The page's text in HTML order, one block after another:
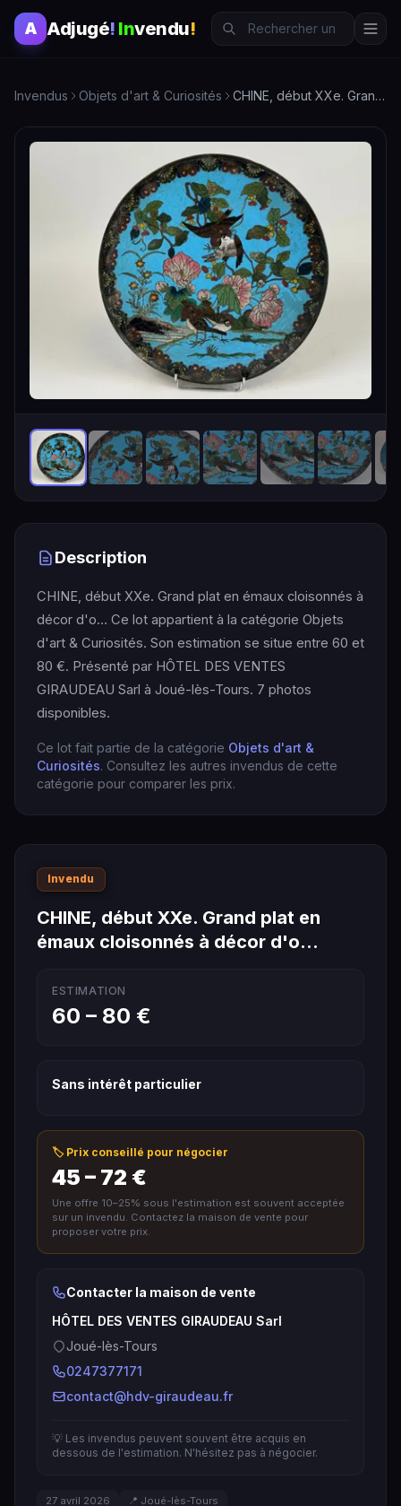
A Adjugé! Invendu!
Invendus Objets d'art & Curiosités CHINE, début XXe. Grand plat en émaux cloisonnés à décor d'o…
Description
CHINE, début XXe. Grand plat en émaux cloisonnés à
décor d'o… Ce lot appartient à la catégorie Objets
d'art & Curiosités. Son estimation se situe entre 60 et
80 €. Présenté par HÔTEL DES VENTES
GIRAUDEAU Sarl à Joué-lès-Tours. 7 photos
disponibles.
Ce lot fait partie de la catégorie Objets d'art &
Curiosités. Consultez les autres invendus de cette
catégorie pour comparer les prix.
Invendu
CHINE, début XXe. Grand plat en
émaux cloisonnés à décor d'o…
ESTIMATION
60 – 80 €
Sans intérêt particulier
🏷️ Prix conseillé pour négocier
45 – 72 €
Une offre 10–25% sous l'estimation est souvent acceptée
sur un invendu. Contactez la maison de vente pour
proposer votre prix.
Contacter la maison de vente
HÔTEL DES VENTES GIRAUDEAU Sarl
Joué-lès-Tours
0247377171
contact@hdv-giraudeau.fr
💡 Les invendus peuvent souvent être acquis en
dessous de l'estimation. N'hésitez pas à négocier.
27 avril 2026
📍 Joué-lès-Tours